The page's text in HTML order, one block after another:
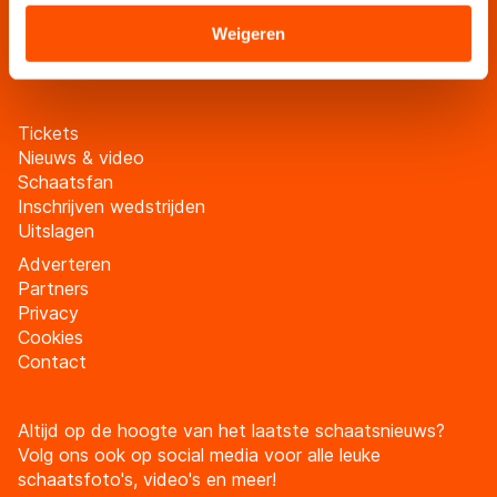
verstrekt of die zij hebben verzameld via hun services.
Sommige partners kunnen gegevens doorgeven aan
landen buiten de EU, zoals de VS, waar mogelijk geen
adequaat beschermingsniveau geldt volgens de GDPR.
overdracht. Meer informatie vindt u in ons
Weigeren
schaatsfanmailing
Tickets
Nieuws & video
Schaatsfan
Inschrijven wedstrijden
Uitslagen
Adverteren
Partners
Privacy
Cookies
Contact
Altijd op de hoogte van het laatste schaatsnieuws?
Volg ons ook op social media voor alle leuke
schaatsfoto's, video's en meer!